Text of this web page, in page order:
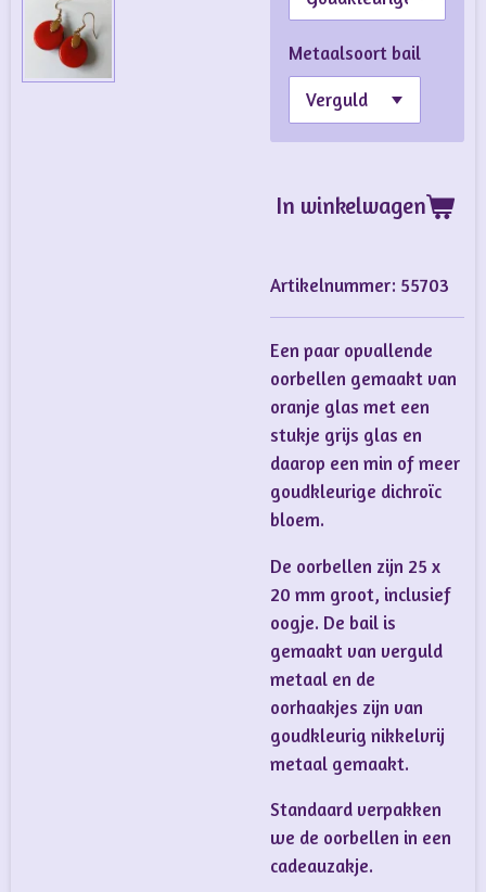
Metaalsoort bail
In winkelwagen
Artikelnummer: 55703
Een paar opvallende
oorbellen gemaakt van
oranje glas met een
stukje grijs glas en
daarop een min of meer
goudkleurige dichroïc
bloem.
De oorbellen zijn 25 x
20 mm groot, inclusief
oogje. De bail is
gemaakt van verguld
metaal en de
oorhaakjes zijn van
goudkleurig nikkelvrij
metaal gemaakt.
Standaard verpakken
we de oorbellen in een
cadeauzakje.